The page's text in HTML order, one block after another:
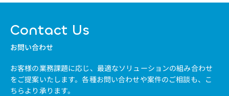
Contact Us
お問い合わせ
お客様の業務課題に応じ、最適なソリューションの組み合わせ
をご提案いたします。各種お問い合わせや案件のご相談も、こ
ちらより承ります。